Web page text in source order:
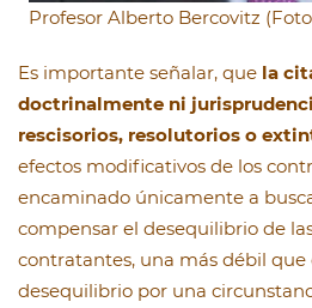
Profesor Alberto Bercovitz
Es importante señalar, que la
doctrinalmente ni
rescisorios, resolutorios o
efectos modificativos de los
encaminado únicamente a
compensar el desequilibrio de
contratantes, una más débil
desequilibrio por una